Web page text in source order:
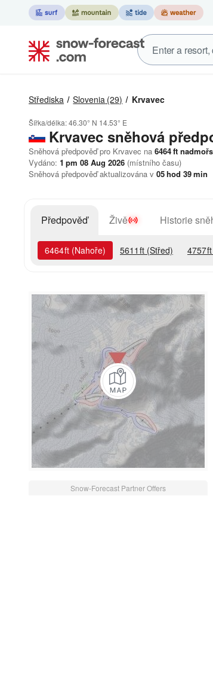
Střediska Slovenia (29) Krvavec
Šířka/délka:46.30° N 14.53° E
Krvavec sněhová
Sněhová předpověď pro Krvavec na 6464ft
Vydáno: 1 pm 08 Aug 2026 (místního času)
Sněhová předpověď aktualizována v 05hod 39min
Předpověď Živě Historie
6464ft (Nahoře) 5611 ft (Střed) 4757ft
Snow-Forecast Partner Offers